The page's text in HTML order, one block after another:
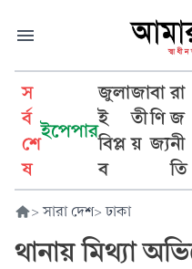
স
র্ব
শে
ষ
ইপেপার
জুলা
ই
বিপ্ল
ব
জা
তী
য়
বা
ণি
জ্য
রা
জ
নী
তি
> সারা দেশ> ঢাকা
থানায় মিথ্যা